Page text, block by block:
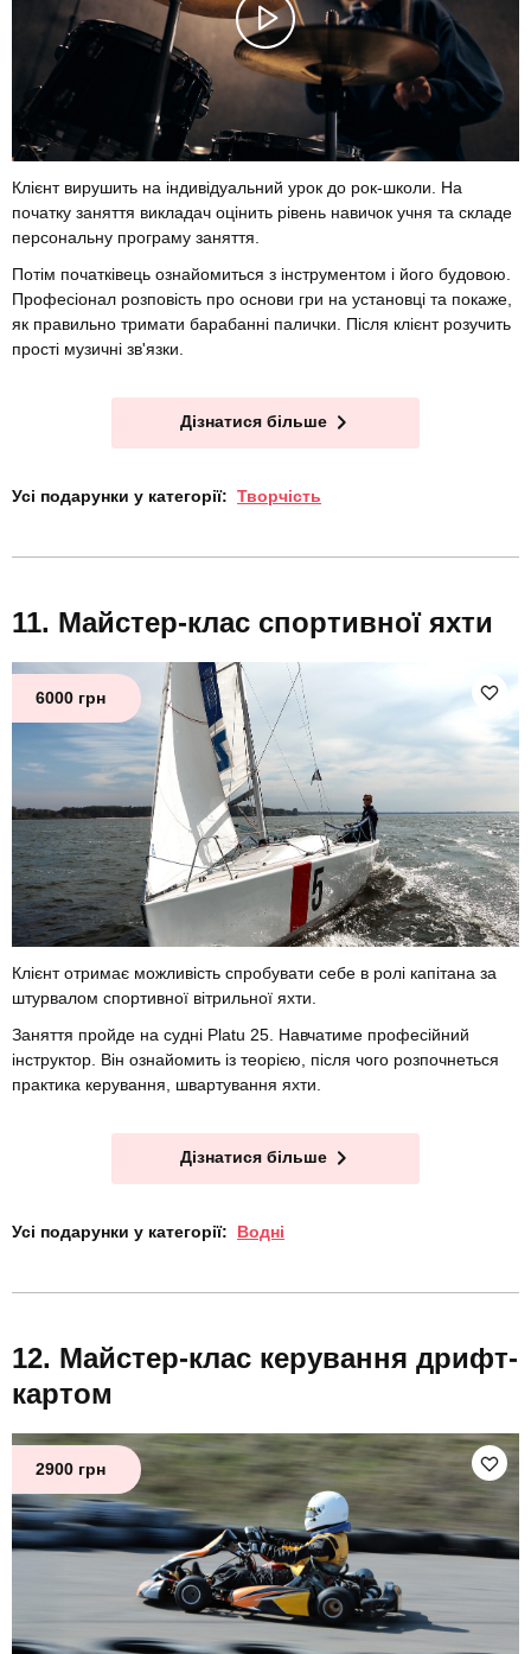
Клієнт вирушить на індивідуальний урок до рок-школи. На
початку заняття викладач оцінить рівень навичок учня та складе
персональну програму заняття.
Потім початківець ознайомиться з інструментом і його будовою.
Професіонал розповість про основи гри на установці та покаже,
як правильно тримати барабанні палички. Після клієнт розучить
прості музичні зв'язки.
Дізнатися більше
Усі подарунки у категорії: Творчість
Майстер-клас спортивної яхти
6000 грн
Клієнт отримає можливість спробувати себе в ролі капітана за
штурвалом спортивної вітрильної яхти.
Заняття пройде на судні Platu 25. Навчатиме професійний
інструктор. Він ознайомить із теорією, після чого розпочнеться
практика керування, швартування яхти.
Дізнатися більше
Усі подарунки у категорії: Водні
Майстер-клас керування дрифт-
картом
2900 грн